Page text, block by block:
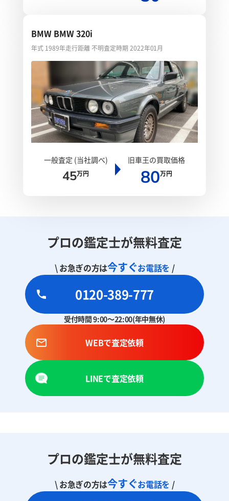
BMW BMW 320i
年式 1989年走行距離 不明査定時期 2022年01月
一般査定 (当社調べ)
45万円
旧車王の買取価格
80万円
プロの鑑定士が無料査定
\ お急ぎの方は今すぐお電話を /
0120-389-777
受付時間 9:00～22:00(年中無休)
WEBで査定依頼
LINEで査定依頼
プロの鑑定士が無料査定
\ お急ぎの方は今すぐお電話を /